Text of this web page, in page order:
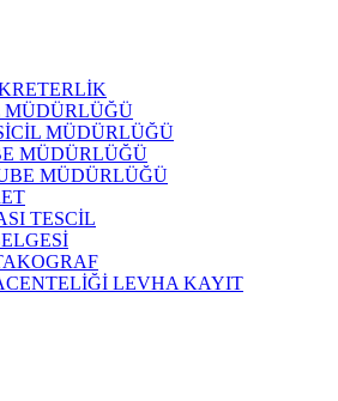
MÜDÜRLÜĞÜ
MÜDÜRLÜĞÜ
MÜDÜRLÜĞÜ
MÜDÜRLÜĞÜ
TESCİL
LEVHA KAYIT